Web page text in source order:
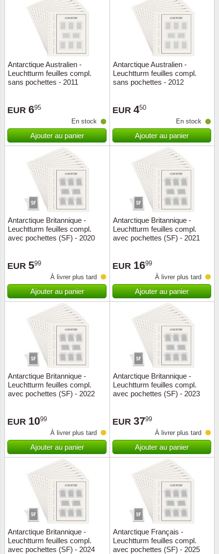
Antarctique Australien -
Leuchtturm feuilles compl.
sans pochettes - 2011
EUR 695
En stock
Ajouter au panier
Antarctique Australien -
Leuchtturm feuilles compl.
sans pochettes - 2012
EUR 450
En stock
Ajouter au panier
Antarctique Britannique -
Leuchtturm feuilles compl.
avec pochettes (SF) - 2020
EUR 599
À livrer plus tard
Ajouter au panier
Antarctique Britannique -
Leuchtturm feuilles compl.
avec pochettes (SF) - 2021
EUR 1699
À livrer plus tard
Ajouter au panier
Antarctique Britannique -
Leuchtturm feuilles compl.
avec pochettes (SF) - 2022
EUR 1099
À livrer plus tard
Ajouter au panier
Antarctique Britannique -
Leuchtturm feuilles compl.
avec pochettes (SF) - 2023
EUR 3799
À livrer plus tard
Ajouter au panier
Antarctique Britannique -
Leuchtturm feuilles compl.
avec pochettes (SF) - 2024
Antarctique Français -
Leuchtturm feuilles compl.
avec pochettes (SF) - 2025
Année
Etats-
Fleurs
Islande
Japon